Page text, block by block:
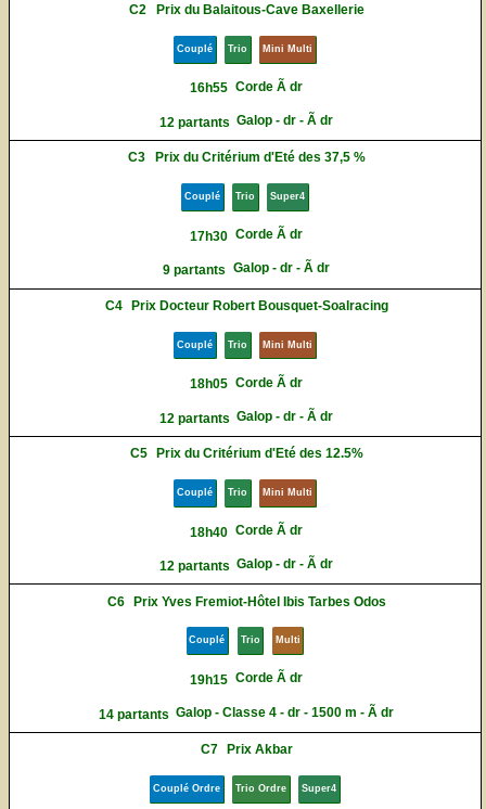
C2 Prix du Balaitous-Cave Baxellerie
Couplé Trio Mini Multi
16h55 Corde Ã dr
12 partants Galop - dr - Ã dr
C3 Prix du Critérium d'Eté des 37,5 %
Couplé Trio Super4
17h30 Corde Ã dr
9 partants Galop - dr - Ã dr
C4 Prix Docteur Robert Bousquet-Soalracing
Couplé Trio Mini Multi
18h05 Corde Ã dr
12 partants Galop - dr - Ã dr
C5 Prix du Critérium d'Eté des 12.5%
Couplé Trio Mini Multi
18h40 Corde Ã dr
12 partants Galop - dr - Ã dr
C6 Prix Yves Fremiot-Hôtel Ibis Tarbes Odos
Couplé Trio Multi
19h15 Corde Ã dr
14 partants Galop - Classe 4 - dr - 1500 m - Ã dr
C7 Prix Akbar
Couplé Ordre Trio Ordre Super4